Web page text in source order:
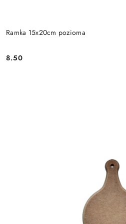
Ramka 15x20cm pozioma
Cena:
8.50